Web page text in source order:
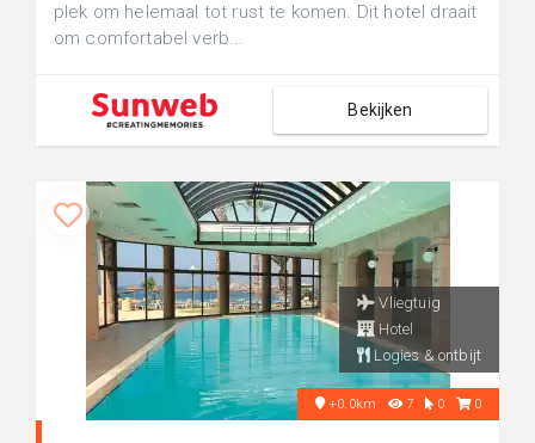
plek om helemaal tot rust te komen. Dit hotel draait
om comfortabel verb...
Bekijken
Vliegtuig
Hotel
Logies & ontbijt
+0.0km 7 0 0